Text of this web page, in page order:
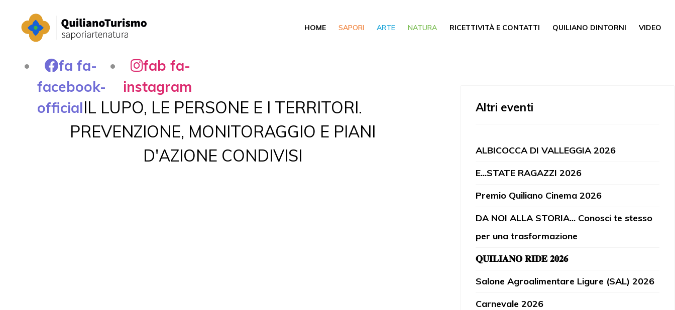
HOME SAPORI ARTE NATURA RICETTIVITÀ E CONTATTI QUILIANO DINTORNI VIDEO
fa fa-
facebook-
official
fab fa-
instagram
IL LUPO, LE PERSONE E I TERRITORI.
PREVENZIONE, MONITORAGGIO E PIANI
D'AZIONE CONDIVISI
Altri eventi
ALBICOCCA DI VALLEGGIA 2026
E...STATE RAGAZZI 2026
Premio Quiliano Cinema 2026
DA NOI ALLA STORIA... Conosci te stesso
per una trasformazione
𝐐𝐔𝐈𝐋𝐈𝐀𝐍𝐎 𝐑𝐈𝐃𝐄 𝟐𝟎𝟐𝟔
Salone Agroalimentare Ligure (SAL) 2026
Carnevale 2026